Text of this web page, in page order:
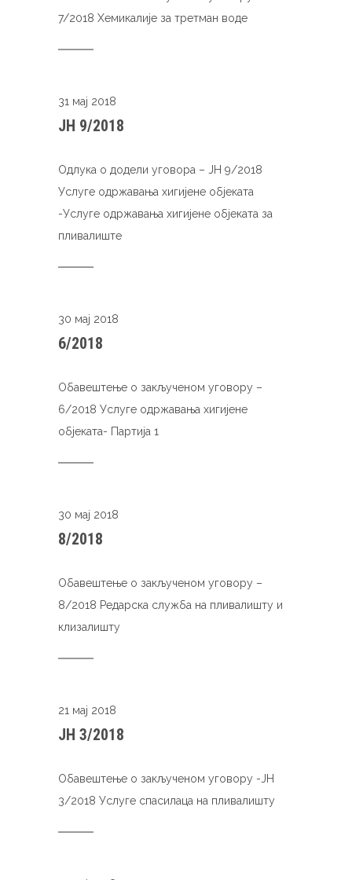
7/2018 Хемикалије за третман воде
31 мај 2018
ЈН 9/2018
Одлука о додели уговора – ЈН 9/2018
Услуге одржавања хигијене објеката
-Услуге одржавања хигијене објеката за
пливалиште
30 мај 2018
6/2018
Обавештење о закљученом уговору –
6/2018 Услуге одржавања хигијене
објеката- Партија 1
30 мај 2018
8/2018
Обавештење о закљученом уговору –
8/2018 Редарска служба на пливалишту и
клизалишту
21 мај 2018
ЈН 3/2018
Обавештење о закљученом уговору -ЈН
3/2018 Услуге спасилаца на пливалишту